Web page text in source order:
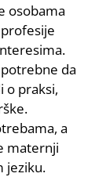
osobama
da
o praksi,
a
maternji
jeziku.